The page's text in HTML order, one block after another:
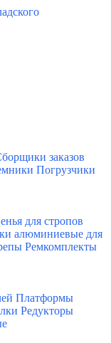
заказов
Погрузчики
для стропов
алюминиевые для
Ремкомплекты
Платформы
Редукторы